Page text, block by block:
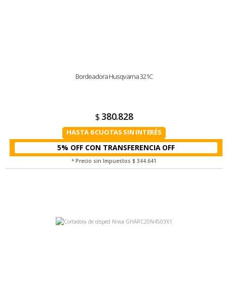
Bordeadora Husqvarna 321C
$ 380.828
HASTA 6 CUOTAS SIN INTERÉS
5% OFF CON TRANSFERENCIA
* Precio sin Impuestos $ 344.641